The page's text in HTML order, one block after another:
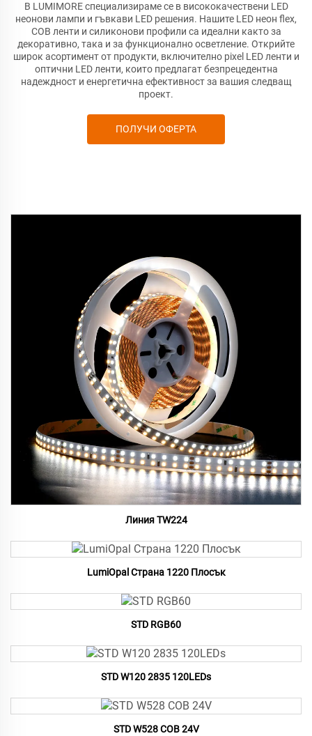
В LUMIMORE специализираме се в висококачествени LED
неонови лампи и гъвкави LED решения. Нашите LED неон flex,
COB ленти и силиконови профили са идеални както за
декоративно, така и за функционално осветление. Открийте
широк асортимент от продукти, включително pixel LED ленти и
оптични LED ленти, които предлагат безпрецедентна
надеждност и енергетична ефективност за вашия следващ
проект.
ПОЛУЧИ ОФЕРТА
Линия TW224
LumiOpal Страна 1220 Плосък
STD RGB60
STD W120 2835 120LEDs
STD W528 COB 24V